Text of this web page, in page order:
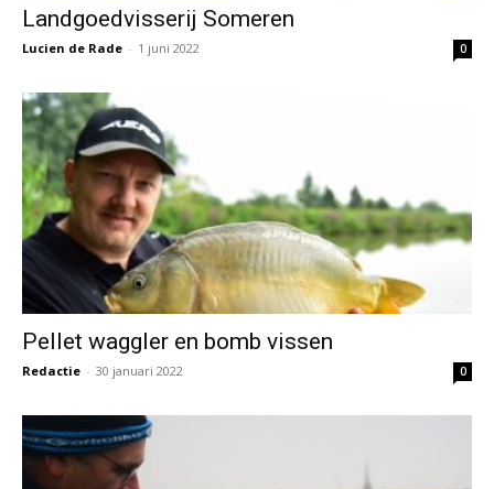
Landgoedvisserij Someren
Lucien de Rade - 1 juni 2022 0
Pellet waggler en bomb vissen
Redactie - 30 januari 2022 0